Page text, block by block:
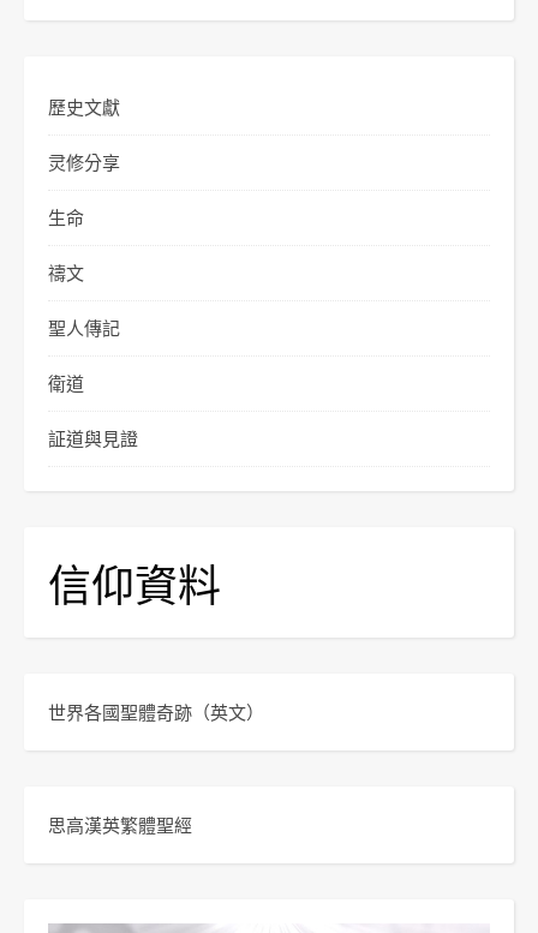
歷史文獻
灵修分享
生命
禱文
聖人傳記
衛道
証道與見證
信仰資料
世界各國聖體奇跡 （英文）
思高漢英繁體聖經